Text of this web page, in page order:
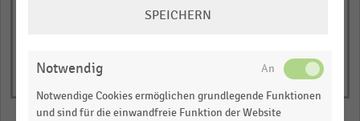
SPEICHERN
Notwendig
Notwendige Cookies ermöglichen grundlegende Funktionen
und sind für die einwandfreie Funktion der Website